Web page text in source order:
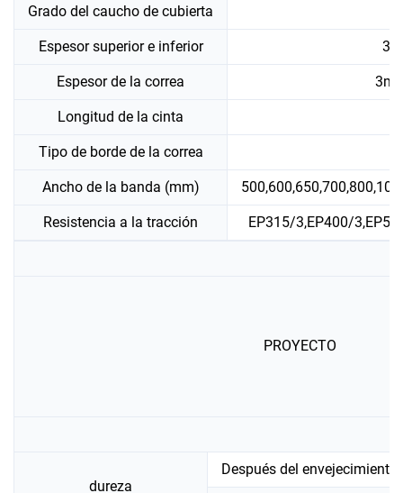
Grado del caucho de cubierta
Espesor superior e inferior
Espesor de la correa
Longitud de la cinta
Tipo de borde de la correa
Ancho de la banda (mm)
Resistencia a la tracción EP315/3,EP400/
PROYECTO
dureza
Después del